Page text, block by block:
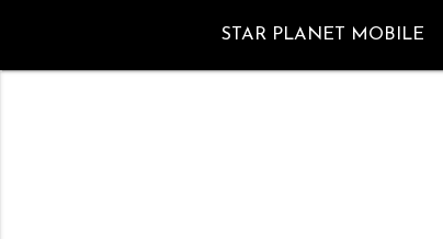
STAR PLANET MOBILE